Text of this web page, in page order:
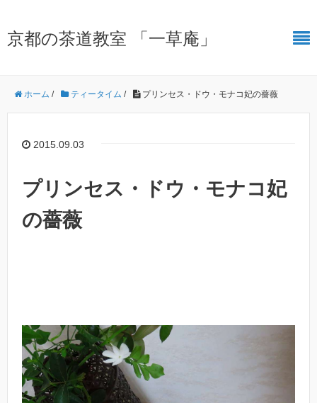
京都の茶道教室 「一草庵」
ホーム / ティータイム / プリンセス・ドウ・モナコ妃の薔薇
2015.09.03
プリンセス・ドウ・モナコ妃
の薔薇